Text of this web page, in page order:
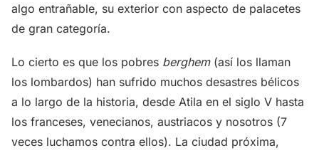
algo entrañable, su exterior con aspecto de palacetes
de gran categoría.
Lo cierto es que los pobres berghem(así los llaman
los lombardos) han sufrido muchos desastres bélicos
a lo largo de la historia, desde Atila en el siglo V hasta
los franceses, venecianos, austriacos y nosotros (7
veces luchamos contra ellos). La ciudad próxima,